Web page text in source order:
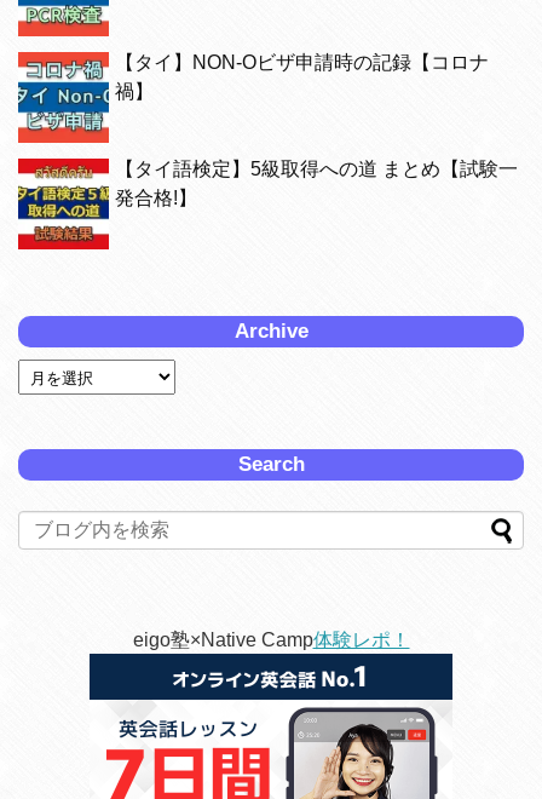
【タイ】NON-Oビザ申請時の記録【コロナ
禍】
【タイ語検定】5級取得への道 まとめ【試験一
発合格!】
Archive
Search
eigo塾×Native Camp体験レポ！